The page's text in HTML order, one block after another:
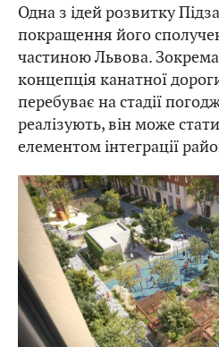
Одна з ідей розвитку
покращення його
частиною Львова.
концепція канатної
перебуває на стадії
реалізують, він може
елементом інтеграції